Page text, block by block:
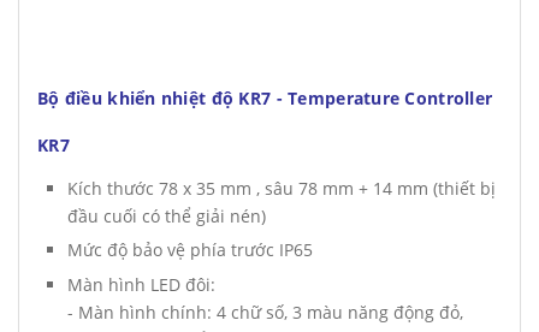
Bộ điều khiển nhiệt độ KR7 - Temperature Controller
KR7
Kích thước 78 x 35 mm , sâu 78 mm + 14 mm (thiết bị
đầu cuối có thể giải nén)
Mức độ bảo vệ phía trước IP65
Màn hình LED đôi:
- Màn hình chính: 4 chữ số, 3 màu năng động đỏ,